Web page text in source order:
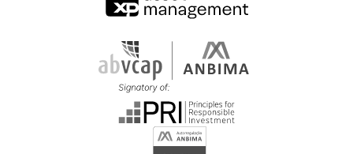
TREND BOLSA CHINESA FIM